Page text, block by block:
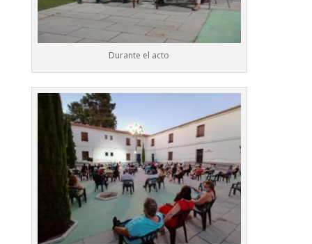
Durante el acto